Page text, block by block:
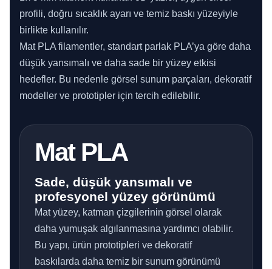
profili, doğru sıcaklık ayarı ve temiz baskı yüzeyiyle
birlikte kullanılır.
Mat PLA filamentler, standart parlak PLA’ya göre daha
düşük yansımalı ve daha sade bir yüzey etkisi
hedefler. Bu nedenle görsel sunum parçaları, dekoratif
modeller ve prototipler için tercih edilebilir.
Mat PLA
Sade, düşük yansımalı ve
profesyonel yüzey görünümü
Mat yüzey, katman çizgilerinin görsel olarak
daha yumuşak algılanmasına yardımcı olabilir.
Bu yapı, ürün prototipleri ve dekoratif
baskılarda daha temiz bir sunum görünümü